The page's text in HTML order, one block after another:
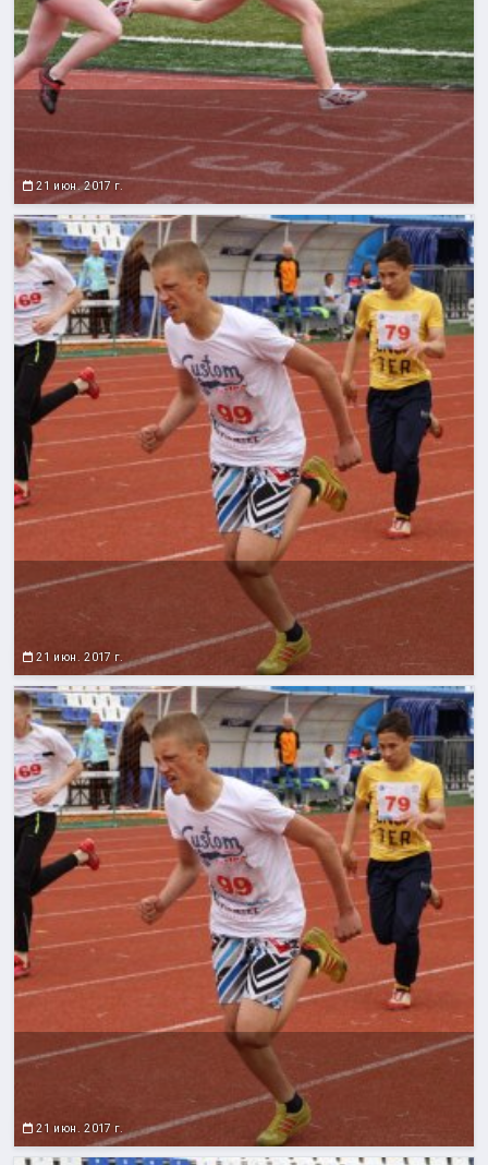
21 июн. 2017 г.
21 июн. 2017 г.
21 июн. 2017 г.